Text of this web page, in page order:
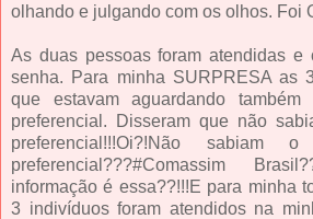
olhando e julgando com os olhos. Foi
As duas pessoas foram atendidas e
senha. Para minha SURPRESA as
que estavam aguardando
preferencial. Disseram que não
preferencial!!!Oi?!Não
preferencial???#Comassim
informação é essa??!!!E para minha
3 indivíduos foram atendidos na